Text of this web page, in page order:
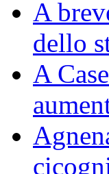
A
dello
A